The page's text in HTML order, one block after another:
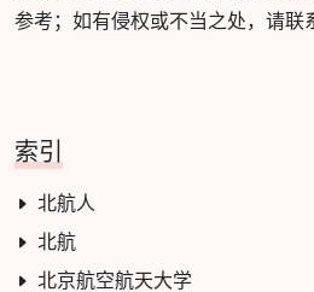
参考；如有侵权或不当之处，请联
索引
北航人
北航
北京航空航天大学